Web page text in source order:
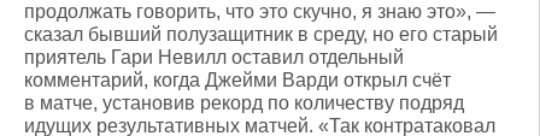
продолжать говорить, что это скучно, я знаю это», —
сказал бывший полузащитник в среду, но его старый
приятель Гари Невилл оставил отдельный
комментарий, когда Джейми Варди открыл счёт
в матче, установив рекорд по количеству подряд
идущих результативных матчей. «Так контратаковал